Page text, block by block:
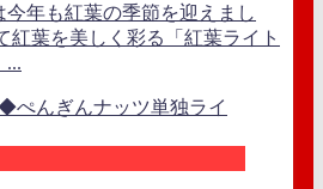
年も紅葉の季節を迎えまし
紅葉を美しく彩る「紅葉ライト
...